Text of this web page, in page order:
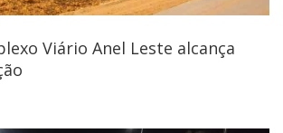
Viário Anel Leste alcança